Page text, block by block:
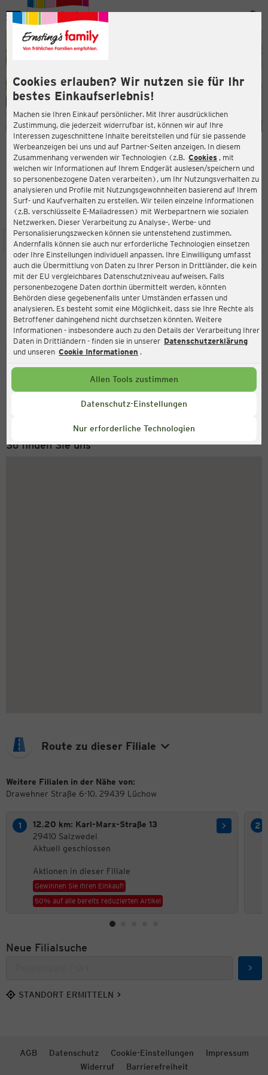
Cookies erlauben? Wir nutzen sie für Ihr
bestes Einkaufserlebnis!
Machen sie Ihren Einkauf persönlicher. Mit Ihrer ausdrücklichen
Zustimmung, die jederzeit widerrufbar ist, können wir auf Ihre
Interessen zugeschnittene Inhalte bereitstellen und für sie passende
Werbeanzeigen bei uns und auf Partner-Seiten anzeigen. In diesem
Zusammenhang verwenden wir Technologien (z.B. Cookies , mit
welchen wir Informationen auf Ihrem Endgerät auslesen/speichern und
so personenbezogene Daten verarbeiten), um Ihr Nutzungsverhalten zu
analysieren und Profile mit Nutzungsgewohnheiten basierend auf Ihrem
Surf- und Kaufverhalten zu erstellen. Wir teilen einzelne Informationen
(z.B. verschlüsselte E-Mailadressen) mit Werbepartnern wie sozialen
Netzwerken. Dieser Verarbeitung zu Analyse-, Werbe- und
Personalisierungszwecken können sie untenstehend zustimmen.
Andernfalls können sie auch nur erforderliche Technologien einsetzen
oder Ihre Einstellungen individuell anpassen. Ihre Einwilligung umfasst
auch die Übermittlung von Daten zu Ihrer Person in Drittländer, die kein
mit der EU vergleichbares Datenschutzniveau aufweisen. Falls
personenbezogene Daten dorthin übermittelt werden, könnten
Behörden diese gegebenenfalls unter Umständen erfassen und
analysieren. Es besteht somit eine Möglichkeit, dass sie Ihre Rechte als
Betroffener dahingehend nicht durchsetzen könnten. Weitere
Informationen - insbesondere auch zu den Details der Verarbeitung Ihrer
Daten in Drittländern - finden sie in unserer Datenschutzerklärung
und unseren Cookie Informationen .
Allen Tools zustimmen
Datenschutz-Einstellungen
Nur erforderliche Technologien
Menü
ERNSTING'S FAMILY FILIALE
Drawehner Straße 6-10
29439 Lüchow
4,4
Bewertung:
STANDORT SERVICES SORTIMENT AKTIONEN
Ernsting's family
Drawehner Straße 6-10, 29439 Lüchow
Aktuell:
Geschlossen
Service Hotline
+49 (0) 2546 / 98 999 98
So finden Sie uns
Route zu dieser Filiale
Weitere Filialen in der Nähe von:
Drawehner Straße 6-10, 29439 Lüchow
12.20 km: Karl-Marx-Straße 13
29410 Salzwedel
Aktuell geschlossen
Aktionen in dieser Filiale
Gewinnen Sie Ihren Einkauf!
50% auf alle bereits reduzierten Artikel
Neue Filialsuche
STANDORT ERMITTELN
AGB Datenschutz Cookie-Einstellungen
Impressum
Widerruf
Barrierefreiheit